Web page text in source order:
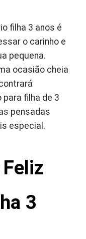
filha 3 anos é
o carinho e
pequena.
ocasião cheia
filha de 3
pensadas
especial.
3